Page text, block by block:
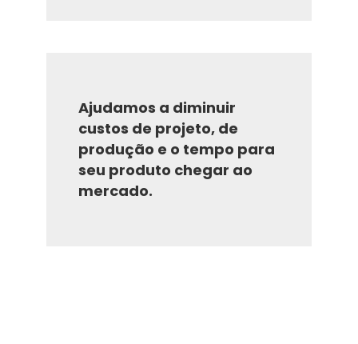
Ajudamos a diminuir
custos de projeto, de
produção e o tempo para
seu produto chegar ao
mercado.